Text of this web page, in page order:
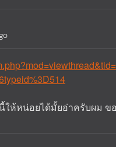
ให้หน่อยได้มั้ยอ่าครับผม